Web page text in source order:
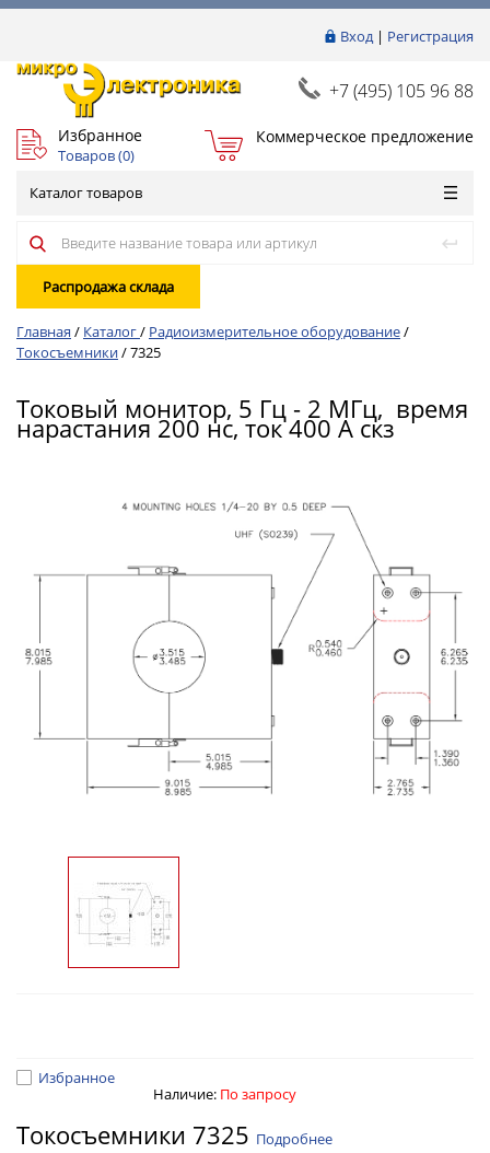
Вход| Регистрация
+7 (495) 105 96 88
Избранное
Товаров (0)
Коммерческое предложение
Каталог товаров
Распродажа склада
Главная / Каталог/ Радиоизмерительное оборудование/
Токосъемники/7325
Токовый монитор, 5 Гц - 2 МГц, время
нарастания 200 нс, ток 400 А скз
Избранное
Наличие: По запросу
Токосъемники 7325 Подробнее